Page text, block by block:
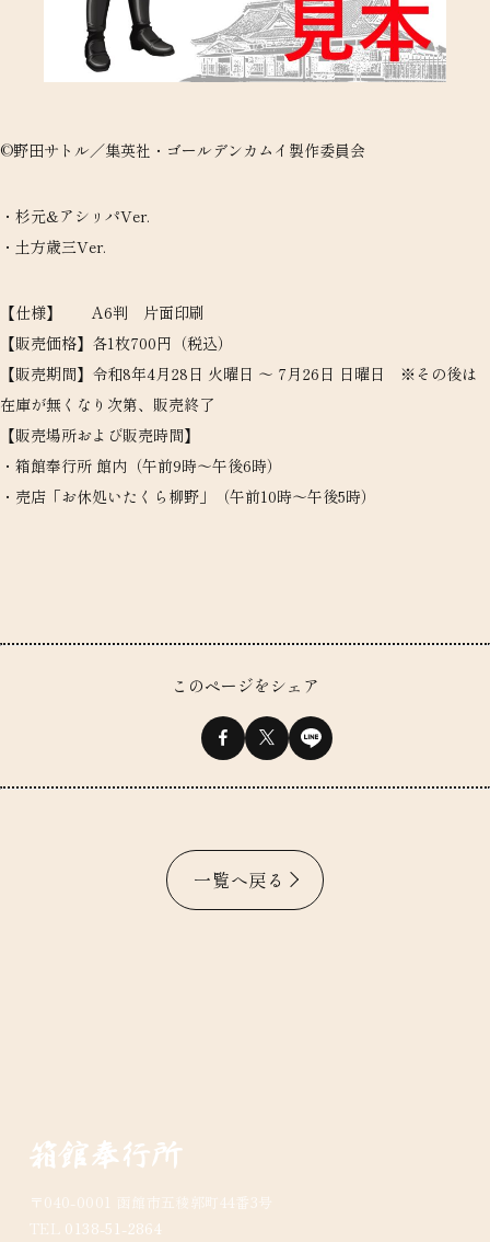
©野田サトル／集英社・ゴールデンカムイ製作委員会
・杉元&アシㇼパVer.
・土方歳三Ver.
【仕様】 A6判 片面印刷
【販売価格】各1枚700円（税込）
【販売期間】令和8年4月28日 火曜日 ～ 7月26日 日曜日 ※その後は
在庫が無くなり次第、販売終了
【販売場所および販売時間】
・箱館奉行所 館内（午前9時～午後6時）
・売店「お休処いたくら柳野」（午前10時～午後5時）
このページをシェア
一覧へ戻る
〒040-0001 函館市五稜郭町44番3号
TEL 0138-51-2864